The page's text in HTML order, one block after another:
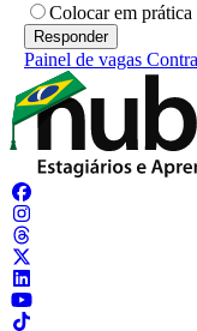
Colocar em prática
Painel de vagas